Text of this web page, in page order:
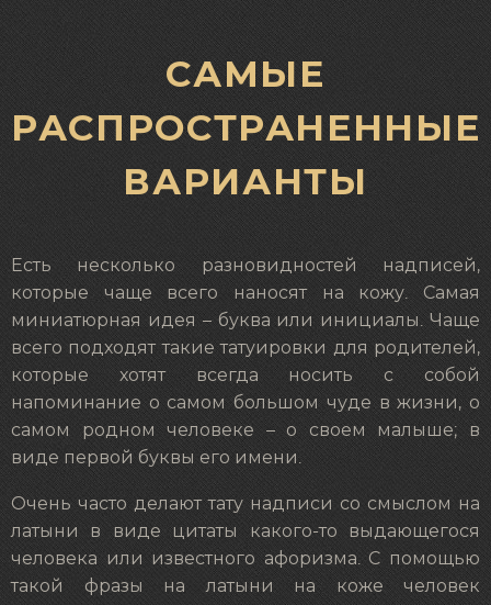
САМЫЕ
РАСПРОСТРАНЕННЫЕ
ВАРИАНТЫ
Есть несколько разновидностей надписей,
которые чаще всего наносят на кожу. Самая
миниатюрная идея – буква или инициалы. Чаще
всего подходят такие татуировки для родителей,
которые хотят всегда носить с собой
напоминание о самом большом чуде в жизни, о
самом родном человеке – о своем малыше; в
виде первой буквы его имени.
Очень часто делаюттату надписи со смыслом на
латыни
в виде цитаты какого-то выдающегося
человека или известного афоризма. С помощью
такой фразы на латыни на коже человек